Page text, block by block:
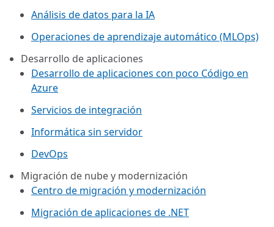
Análisis de datos para la IA
Operaciones de aprendizaje automático (MLOps)
Desarrollo de aplicaciones
Desarrollo de aplicaciones con poco Código en
Azure
Servicios de integración
Informática sin servidor
DevOps
Migración de nube y modernización
Centro de migración y modernización
Migración de aplicaciones de .NET